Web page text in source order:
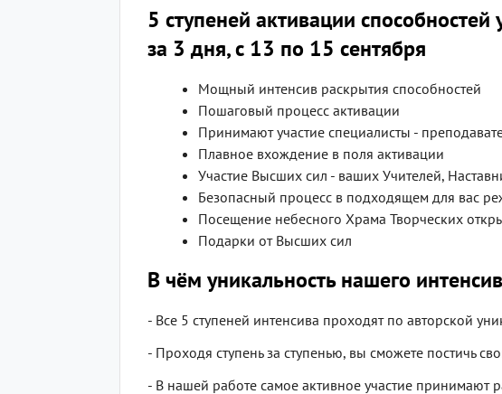
5 ступеней активации
за 3 дня, с 13 по 15 сентября
Мощный интенсив раскрытия способностей
Пошаговый процесс активации
Принимают участие специалисты -
Плавное вхождение в поля активации
Участие Высших сил - ваших Учителей,
Безопасный процесс в подходящем для вас
Посещение небесного Храма Творческих
Подарки от Высших сил
В чём уникальность нашего
- Все 5 ступеней интенсива проходят по авторской
- Проходя ступень за ступенью, вы сможете постичь
- В нашей работе самое активное участие принимают